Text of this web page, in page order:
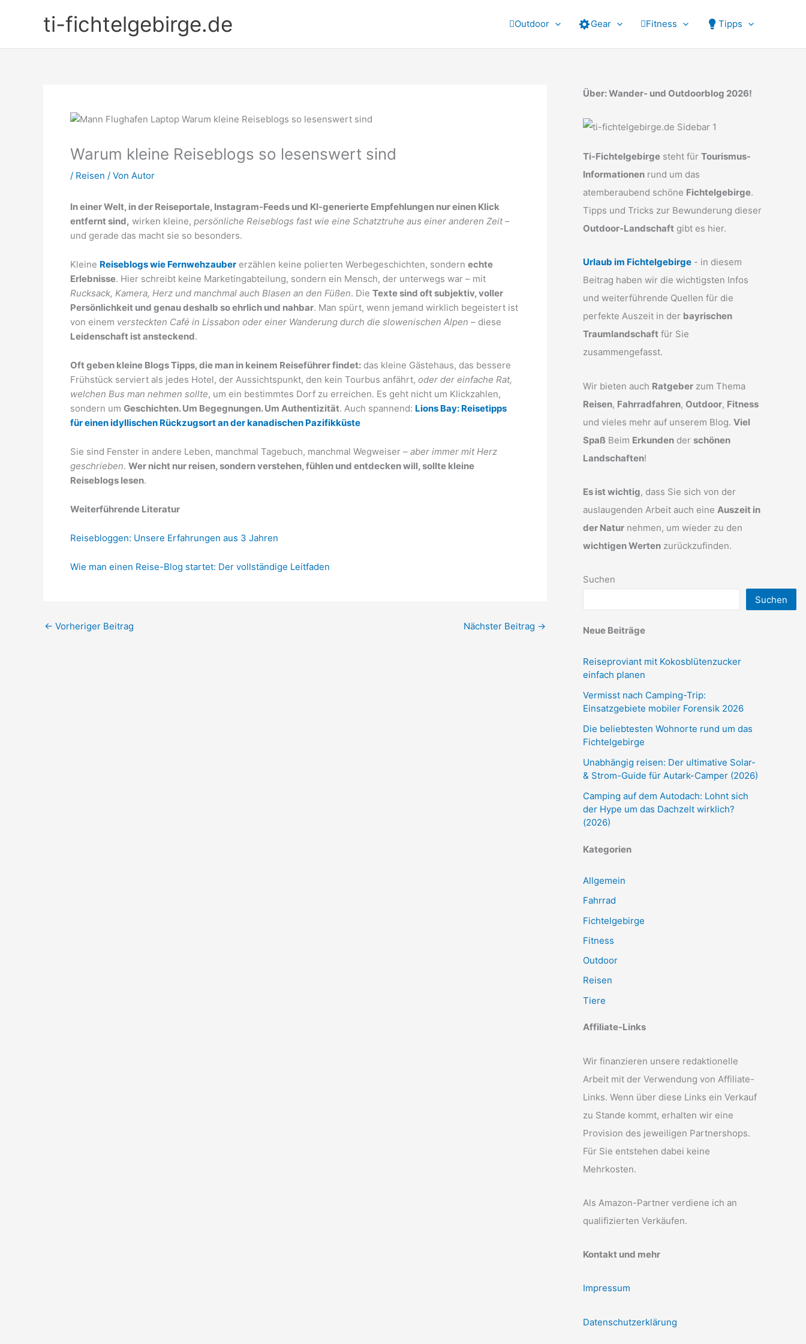
ti-fichtelgebirge.de Outdoor Gear Fitness Tipps
Warum kleine Reiseblogs so lesenswert sind
/ Reisen / Von Autor
In einer Welt, in der Reiseportale, Instagram-Feeds und KI-generierte Empfehlungen nur einen Klick
entfernt sind, wirken kleine, persönliche Reiseblogs fast wie eine Schatztruhe aus einer anderen Zeit–
und gerade das macht sie so besonders.
Kleine Reiseblogs wie Fernwehzauber erzählen keine polierten Werbegeschichten, sondern echte
Erlebnisse. Hier schreibt keine Marketingabteilung, sondern ein Mensch, der unterwegs war – mit
Rucksack, Kamera, Herz und manchmal auch Blasen an den Füßen. Die Texte sind oft subjektiv, voller
Persönlichkeit und genau deshalb so ehrlich und nahbar. Man spürt, wenn jemand wirklich begeistert ist
von einem versteckten Café in Lissabon oder einer Wanderung durch die slowenischen Alpen – diese
Leidenschaft ist ansteckend.
Oft geben kleine Blogs Tipps, die man in keinem Reiseführer findet: das kleine Gästehaus, das bessere
Frühstück serviert als jedes Hotel, der Aussichtspunkt, den kein Tourbus anfährt, oder der einfache Rat,
welchen Bus man nehmen sollte, um ein bestimmtes Dorf zu erreichen. Es geht nicht um Klickzahlen,
sondern um Geschichten. Um Begegnungen. Um Authentizität. Auch spannend: Lions Bay: Reisetipps
für einen idyllischen Rückzugsort an der kanadischen Pazifikküste
Sie sind Fenster in andere Leben, manchmal Tagebuch, manchmal Wegweiser – aber immer mit Herz
geschrieben. Wer nicht nur reisen, sondern verstehen, fühlen und entdecken will, sollte kleine
Reiseblogs lesen.
Weiterführende Literatur
Reisebloggen: Unsere Erfahrungen aus 3 Jahren
Wie man einen Reise-Blog startet: Der vollständige Leitfaden
← Vorheriger Beitrag Nächster Beitrag →
Über: Wander- und Outdoorblog 2026!
Ti-Fichtelgebirge steht für Tourismus-
Informationen rund um das
atemberaubend schöne Fichtelgebirge.
Tipps und Tricks zur Bewunderung dieser
Outdoor-Landschaft gibt es hier.
Urlaub im Fichtelgebirge - in diesem
Beitrag haben wir die wichtigsten Infos
und weiterführende Quellen für die
perfekte Auszeit in der bayrischen
Traumlandschaft für Sie
zusammengefasst.
Wir bieten auch Ratgeber zum Thema
Reisen, Fahrradfahren, Outdoor, Fitness
und vieles mehr auf unserem Blog. Viel
Spaß Beim Erkunden der schönen
Landschaften!
Es ist wichtig, dass Sie sich von der
auslaugenden Arbeit auch eine Auszeit in
der Natur nehmen, um wieder zu den
wichtigen Werten zurückzufinden.
Suchen
Suchen
Neue Beiträge
Reiseproviant mit Kokosblütenzucker
einfach planen
Vermisst nach Camping-Trip:
Einsatzgebiete mobiler Forensik 2026
Die beliebtesten Wohnorte rund um das
Fichtelgebirge
Unabhängig reisen: Der ultimative Solar-
& Strom-Guide für Autark-Camper (2026)
Camping auf dem Autodach: Lohnt sich
der Hype um das Dachzelt wirklich?
(2026)
Kategorien
Allgemein
Fahrrad
Fichtelgebirge
Fitness
Outdoor
Reisen
Tiere
Affiliate-Links
Wir finanzieren unsere redaktionelle
Arbeit mit der Verwendung von Affiliate-
Links. Wenn über diese Links ein Verkauf
zu Stande kommt, erhalten wir eine
Provision des jeweiligen Partnershops.
Für Sie entstehen dabei keine
Mehrkosten.
Als Amazon-Partner verdiene ich an
qualifizierten Verkäufen.
Kontakt und mehr
Impressum
Datenschutzerklärung